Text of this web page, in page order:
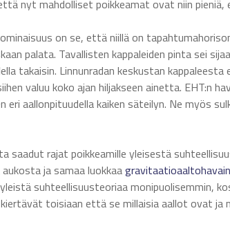
nyt mahdolliset poikkeamat ovat niin
on se, että niillä on
palata. Tavallisten kappaleiden pinta sei
takaisin. Linnunradan keskustan
valuu koko ajan hiljakseen ainetta. EHT:n
eri aallonpituudella kaiken säteilyn. Ne myös
saadut rajat poikkeamille yleisestä
ja samaa luokkaa
suhteellisuusteoriaa monipuolisemmin,
toisiaan että se millaisia aallot ovat